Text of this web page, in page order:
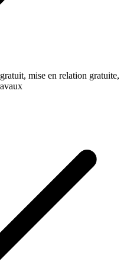
mise en relation gratuite,